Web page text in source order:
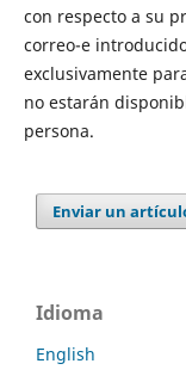
con respecto a su
correo-e
exclusivamente
no estarán
persona.
Enviar un
Idioma
English